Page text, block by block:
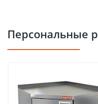
Персональные